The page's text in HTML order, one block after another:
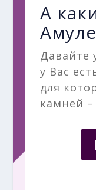
А
Давайте
у Вас
для
камней